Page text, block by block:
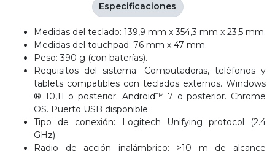
Medidas del teclado: 139,9 mm x 354,3 mm x 23,5 mm.
Medidas del touchpad: 76 mm x 47 mm.
Peso: 390 g (con baterías).
Requisitos del sistema: Computadoras, teléfonos y
tablets compatibles con teclados externos. Windows
® 10,11 o posterior. Android™ 7 o posterior. Chrome
OS. Puerto USB disponible.
Tipo de conexión: Logitech Unifying protocol (2.4
GHz).
Radio de acción inalámbrico: >10 m de alcance
Especificaciones